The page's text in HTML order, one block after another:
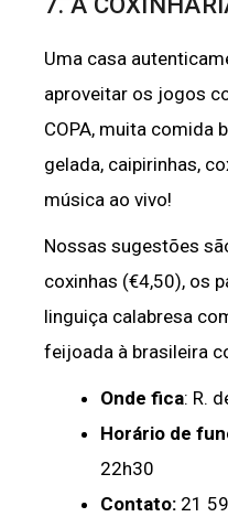
Uma casa
aproveitar os jogos
COPA, muita comida
gelada, caipirinhas,
música ao vivo!
Nossas sugestões
coxinhas (€4,50), os
linguiça calabresa
feijoada à brasileira
Onde fica: R.
Horário de
22h30
Contato: 21